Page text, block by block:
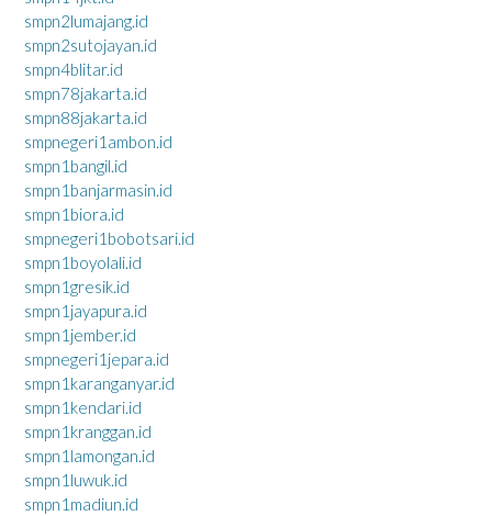
smpn2lumajang.id
smpn2sutojayan.id
smpn4blitar.id
smpn78jakarta.id
smpn88jakarta.id
smpnegeri1ambon.id
smpn1bangil.id
smpn1banjarmasin.id
smpn1biora.id
smpnegeri1bobotsari.id
smpn1boyolali.id
smpn1gresik.id
smpn1jayapura.id
smpn1jember.id
smpnegeri1jepara.id
smpn1karanganyar.id
smpn1kendari.id
smpn1kranggan.id
smpn1lamongan.id
smpn1luwuk.id
smpn1madiun.id